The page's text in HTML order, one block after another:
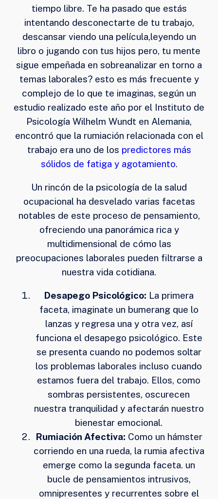
tiempo libre. Te ha pasado que estás
intentando desconectarte de tu trabajo,
descansar viendo una película,leyendo un
libro o jugando con tus hijos pero, tu mente
sigue empeñada en sobreanalizar en torno a
temas laborales? esto es más frecuente y
complejo de lo que te imaginas, según un
estudio realizado este año por el Instituto de
Psicología Wilhelm Wundt en Alemania,
encontró que la rumiación relacionada con el
trabajo era uno de los predictores más
sólidos de fatiga y agotamiento.
Un rincón de la psicología de la salud
ocupacional ha desvelado varias facetas
notables de este proceso de pensamiento,
ofreciendo una panorámica rica y
multidimensional de cómo las
preocupaciones laborales pueden filtrarse a
nuestra vida cotidiana.
Desapego Psicológico: La primera
faceta, imaginate un bumerang que lo
lanzas y regresa una y otra vez, así
funciona el desapego psicológico. Este
se presenta cuando no podemos soltar
los problemas laborales incluso cuando
estamos fuera del trabajo. Ellos, como
sombras persistentes, oscurecen
nuestra tranquilidad y afectarán nuestro
bienestar emocional.
Rumiación Afectiva: Como un hámster
corriendo en una rueda, la rumia afectiva
emerge como la segunda faceta. un
bucle de pensamientos intrusivos,
omnipresentes y recurrentes sobre el